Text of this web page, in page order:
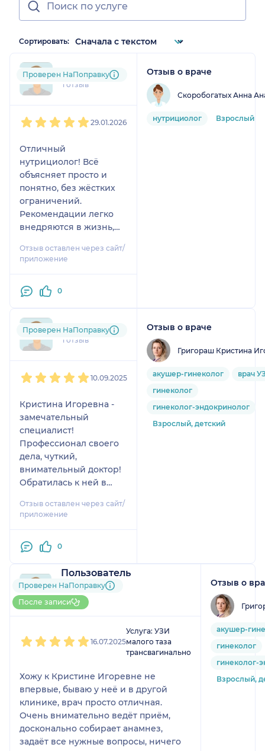
Сортировать:
lyu....@....com
1 отзыв
Проверен НаПоправку
29.01.2026
Отличный
нутрициолог! Всё
объясняет просто и
понятно, без жёстких
ограничений.
Рекомендации легко
внедряются в жизнь,
улучшилось уже в
первые недели.
хочет заботиться о
без стресса 💚
Отзыв оставлен через сайт/
приложение
0
Отзыв о враче
Скоробогатых Анна
нутрициолог Взрослый
nat....@....ru
1 отзыв
Проверен НаПоправку
10.09.2025
Кристина Игоревна -
замечательный
специалист!
Профессионал своего
дела, чуткий,
внимательный доктор!
Обратилась к ней в
восстановления после
операции. Было
лечение, которое
результату и
самочувствию! Спасибо
за Вашу
компетентность и
внимание и этичный
проходит очень
деликатно, а процедуру
УЗИ Кристина
Игоревна делает
аккуратно,
безболезненно!
Отзыв оставлен через сайт/
приложение
0
Отзыв о враче
Григораш Кристина
акушер-гинеколог
врач
гинеколог
гинеколог-эндокринолог
Взрослый, детский
Пользователь
НаПоправку
2 отзыва
До 10 записей через НаПоправку
Проверен НаПоправку
После записи
16.07.2025
Услуга: УЗИ
малого таза
трансвагинально
Хожу к Кристине Игоревне не
впервые, бываю у неё и в другой
клинике, врач просто отличная.
Очень внимательно ведёт приём,
досконально собирает анамнез,
задаёт все нужные вопросы, ничего
Отзыв о
акушер-
гинеколог
гинеколог-
Взрослый,